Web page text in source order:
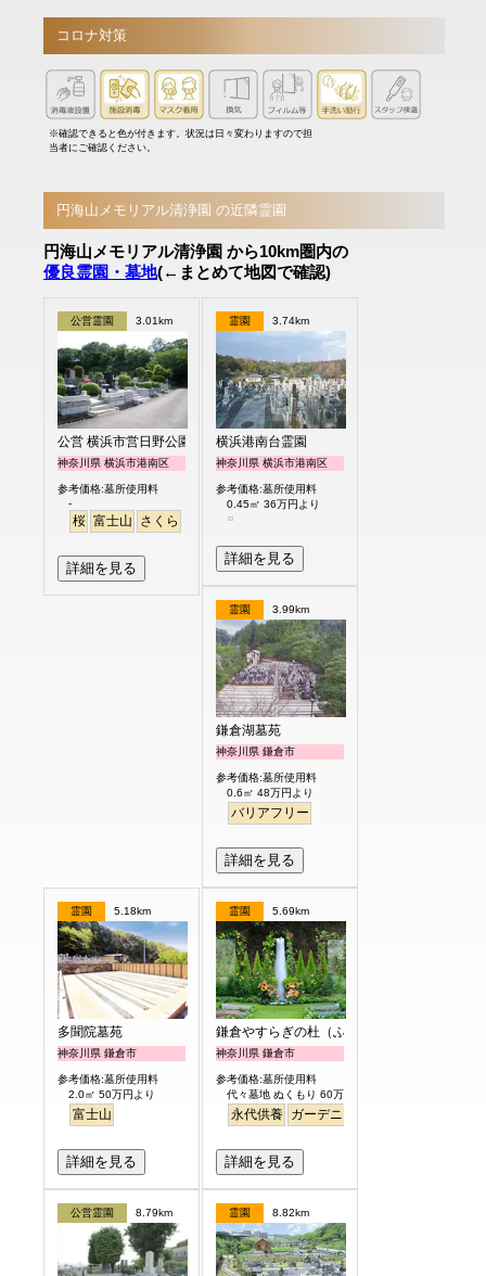
コロナ対策
※確認できると色が付きます。状況は日々変わりますので担
当者にご確認ください。
円海山メモリアル清浄園 の近隣霊園
円海山メモリアル清浄園 から10km圏内の
優良霊園・墓地(←まとめて地図で確認)
公営霊園 3.01km
公営 横浜市営日野公園墓地
神奈川県 横浜市港南区
参考価格:墓所使用料
-
桜 富士山 さくら
詳細を見る
霊園 3.74km
横浜港南台霊園
神奈川県 横浜市港南区
参考価格:墓所使用料
0.45㎡ 36万円より
詳細を見る
霊園 3.99km
鎌倉湖墓苑
神奈川県 鎌倉市
参考価格:墓所使用料
0.6㎡ 48万円より
バリアフリー
詳細を見る
霊園 5.18km
多聞院墓苑
神奈川県 鎌倉市
参考価格:墓所使用料
2.0㎡ 50万円より
富士山
詳細を見る
霊園 5.69km
鎌倉やすらぎの杜（ふれあいの碑）
神奈川県 鎌倉市
参考価格:墓所使用料
代々墓地 ぬくもり 60万円より
永代供養 ガーデニング
詳細を見る
公営霊園 8.79km 霊園 8.82km